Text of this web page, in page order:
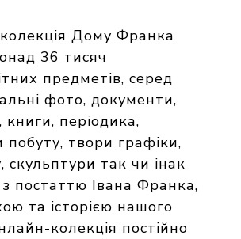
Дому Франка
36 тисяч
предметів, серед
фото, документи,
книги, періодика,
твори графіки,
скульптури так чи інак
з постаттю Івана Франка,
та історією нашого
колекція постійно